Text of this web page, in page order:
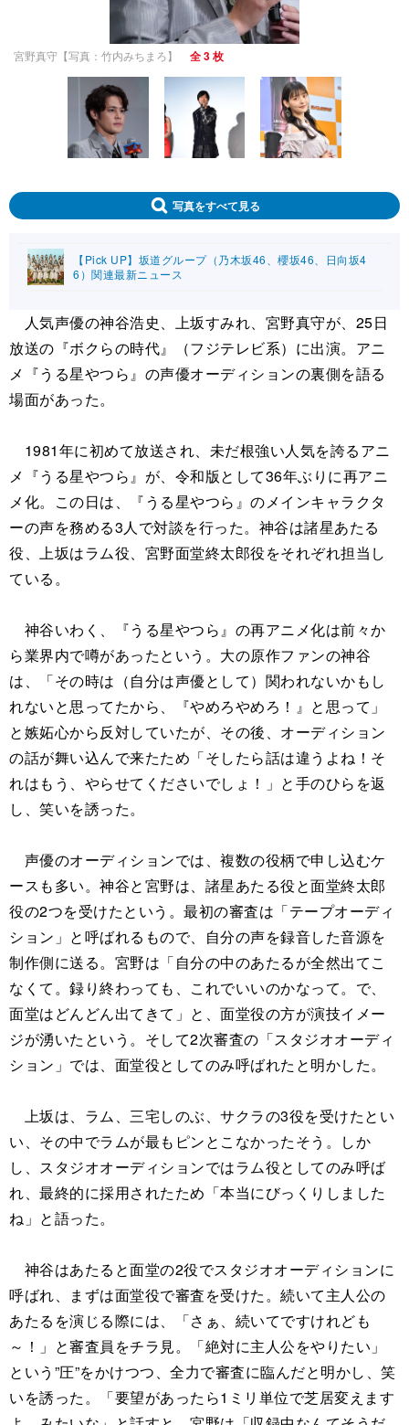
宮野真守【写真：竹内みちまろ】 全 3 枚
写真をすべて見る
【Pick UP】坂道グループ（乃木坂46、櫻坂46、日向坂4
6）関連最新ニュース
人気声優の神谷浩史、上坂すみれ、宮野真守が、25日
放送の『ボクらの時代』（フジテレビ系）に出演。アニ
メ『うる星やつら』の声優オーディションの裏側を語る
場面があった。
1981年に初めて放送され、未だ根強い人気を誇るアニ
メ『うる星やつら』が、令和版として36年ぶりに再アニ
メ化。この日は、『うる星やつら』のメインキャラクタ
ーの声を務める3人で対談を行った。神谷は諸星あたる
役、上坂はラム役、宮野面堂終太郎役をそれぞれ担当し
ている。
神谷いわく、『うる星やつら』の再アニメ化は前々か
ら業界内で噂があったという。大の原作ファンの神谷
は、「その時は（自分は声優として）関われないかもし
れないと思ってたから、『やめろやめろ！』と思って」
と嫉妬心から反対していたが、その後、オーディション
の話が舞い込んで来たため「そしたら話は違うよね！そ
れはもう、やらせてくださいでしょ！」と手のひらを返
し、笑いを誘った。
声優のオーディションでは、複数の役柄で申し込むケ
ースも多い。神谷と宮野は、諸星あたる役と面堂終太郎
役の2つを受けたという。最初の審査は「テープオーディ
ション」と呼ばれるもので、自分の声を録音した音源を
制作側に送る。宮野は「自分の中のあたるが全然出てこ
なくて。録り終わっても、これでいいのかなって。で、
面堂はどんどん出てきて」と、面堂役の方が演技イメー
ジが湧いたという。そして2次審査の「スタジオオーディ
ション」では、面堂役としてのみ呼ばれたと明かした。
上坂は、ラム、三宅しのぶ、サクラの3役を受けたとい
い、その中でラムが最もピンとこなかったそう。しか
し、スタジオオーディションではラム役としてのみ呼ば
れ、最終的に採用されたため「本当にびっくりしました
ね」と語った。
神谷はあたると面堂の2役でスタジオオーディションに
呼ばれ、まずは面堂役で審査を受けた。続いて主人公の
あたるを演じる際には、「さぁ、続いてですけれども
～！」と審査員をチラ見。「絶対に主人公をやりたい」
という”圧”をかけつつ、全力で審査に臨んだと明かし、笑
いを誘った。「要望があったら1ミリ単位で芝居変えます